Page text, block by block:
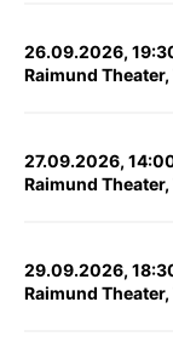
26.09.2026,
Raimund
27.09.2026,
Raimund
29.09.2026,
Raimund